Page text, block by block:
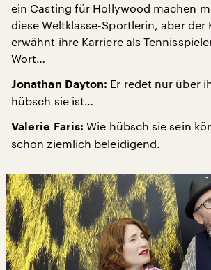
ein Casting für Hollywood machen
diese Weltklasse-Sportlerin, aber
erwähnt ihre Karriere als
Wort…
Jonathan Dayton: Er redet nur über
hübsch sie ist…
Valerie Faris: Wie hübsch sie sein
schon ziemlich beleidigend.